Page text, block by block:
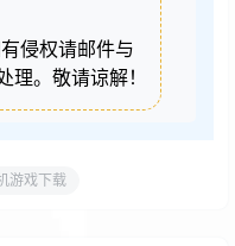
侵权请邮件与
。敬请谅解！
游戏下载